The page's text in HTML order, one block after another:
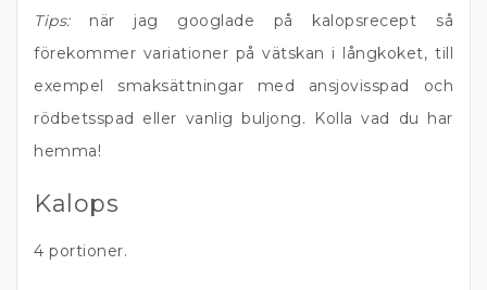
Tips:när jag googlade på kalopsrecept så
förekommer variationer på vätskan i långkoket, till
exempel smaksättningar med ansjovisspad och
rödbetsspad eller vanlig buljong. Kolla vad du har
hemma!
Kalops
4 portioner.